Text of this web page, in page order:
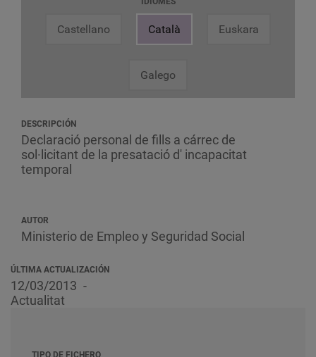
Castellano Català Euskara
Galego
DESCRIPCIÓN
Declaració personal de fills a cárrec de
sol·licitant de la presatació d' incapacitat
temporal
AUTOR
Ministerio de Empleo y Seguridad Social
ÚLTIMA ACTUALIZACIÓN
12/03/2013
Actualitat
TIPO DE FICHERO